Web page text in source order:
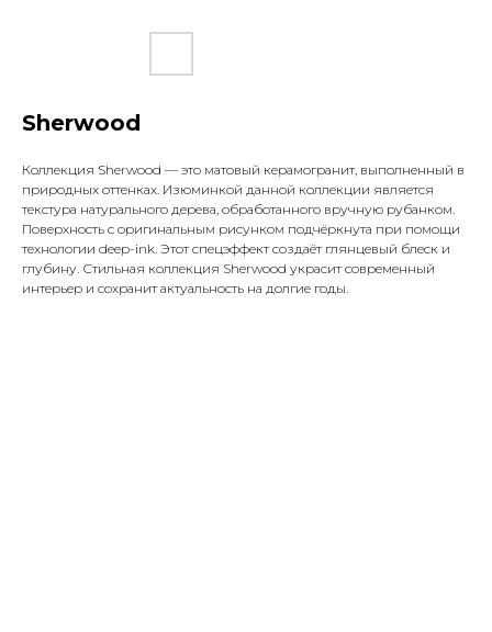
Sherwood
Коллекция Sherwood — это матовый керамогранит, выполненный в
природных оттенках. Изюминкой данной коллекции является
текстура натурального дерева, обработанного вручную рубанком.
Поверхность с оригинальным рисунком подчёркнута при помощи
технологии deep-ink. Этот спецэффект создаёт глянцевый блеск и
глубину. Стильная коллекция Sherwood украсит современный
интерьер и сохранит актуальность на долгие годы.